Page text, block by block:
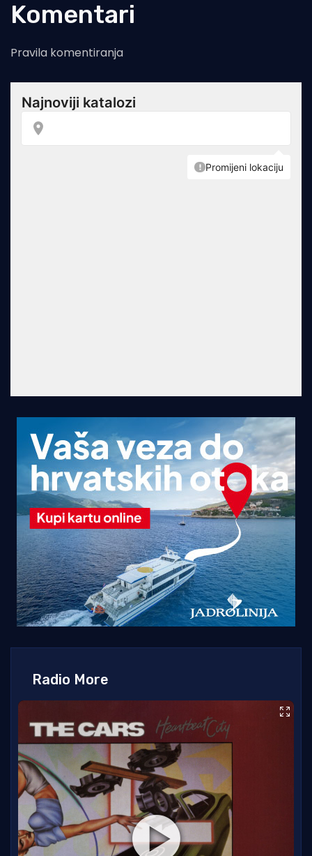
Komentari
Pravila komentiranja
Radio More